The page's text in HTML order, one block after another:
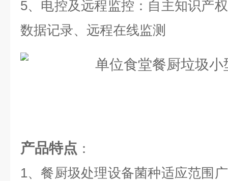
5、电控及远程监控：自主知识产
数据记录、远程在线监测
产品特点 ：
1、餐厨圾处理设备菌种适应范围